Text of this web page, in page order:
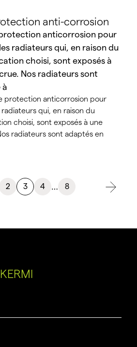
anti-corrosion
anticorrosion pour
radiateurs qui, en raison du
choisi, sont exposés à
Nos radiateurs sont
à
protection anticorrosion pour
qui, en raison du
choisi, sont exposés à une
radiateurs sont adaptés en
2 3 4 8
KERMI